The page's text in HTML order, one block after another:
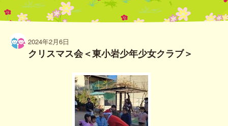
2024年2月6日
クリスマス会＜東小岩少年少女クラブ＞